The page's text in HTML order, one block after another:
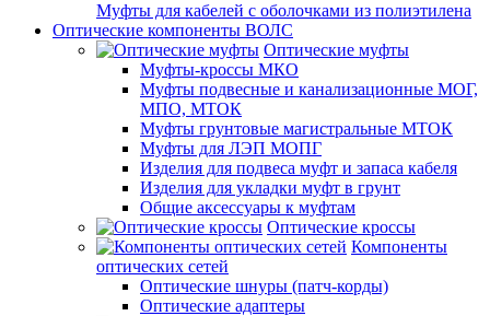
Муфты для кабелей с оболочками из полиэтилена
Оптические компоненты ВОЛС
Оптические муфты
Муфты-кроссы МКО
Муфты подвесные и канализационные МОГ,
МПО, МТОК
Муфты грунтовые магистральные МТОК
Муфты для ЛЭП МОПГ
Изделия для подвеса муфт и запаса кабеля
Изделия для укладки муфт в грунт
Общие аксессуары к муфтам
Оптические кроссы
Компоненты
оптических сетей
Оптические шнуры (патч-корды)
Оптические адаптеры